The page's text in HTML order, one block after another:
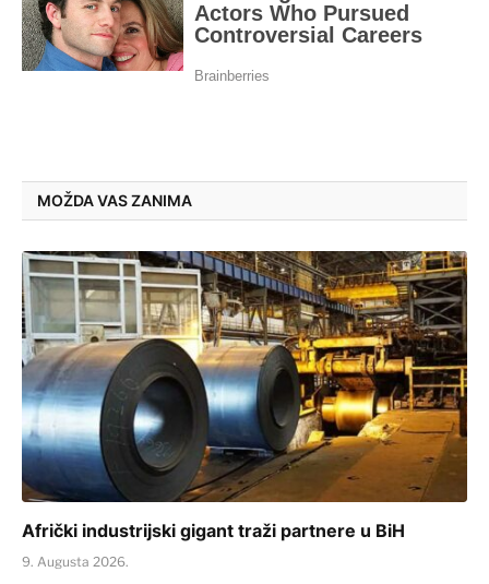
MOŽDA VAS ZANIMA
Afrički industrijski gigant traži partnere u BiH
9. Augusta 2026.